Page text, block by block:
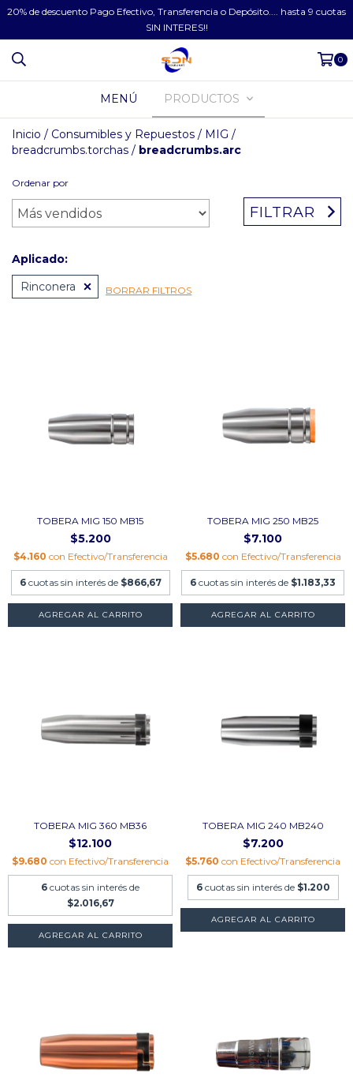
20% de descuento Pago Efectivo, Transferencia o Depósito.... hasta 9 cuotas
SIN INTERES!!
0
MENÚ PRODUCTOS
Inicio / Consumibles y Repuestos / MIG /
breadcrumbs.torchas / breadcrumbs.arc
Ordenar por
FILTRAR
Aplicado:
Rinconera
BORRAR FILTROS
TOBERA MIG 150 MB15
$5.200
$4.160 con Efectivo/Transferencia
6 cuotas sin interés de $866,67
AGREGAR AL CARRITO
TOBERA MIG 250 MB25
$7.100
$5.680 con Efectivo/Transferencia
6 cuotas sin interés de $1.183,33
AGREGAR AL CARRITO
TOBERA MIG 360 MB36
$12.100
$9.680 con Efectivo/Transferencia
6 cuotas sin interés de
$2.016,67
AGREGAR AL CARRITO
TOBERA MIG 240 MB240
$7.200
$5.760 con Efectivo/Transferencia
6 cuotas sin interés de $1.200
AGREGAR AL CARRITO